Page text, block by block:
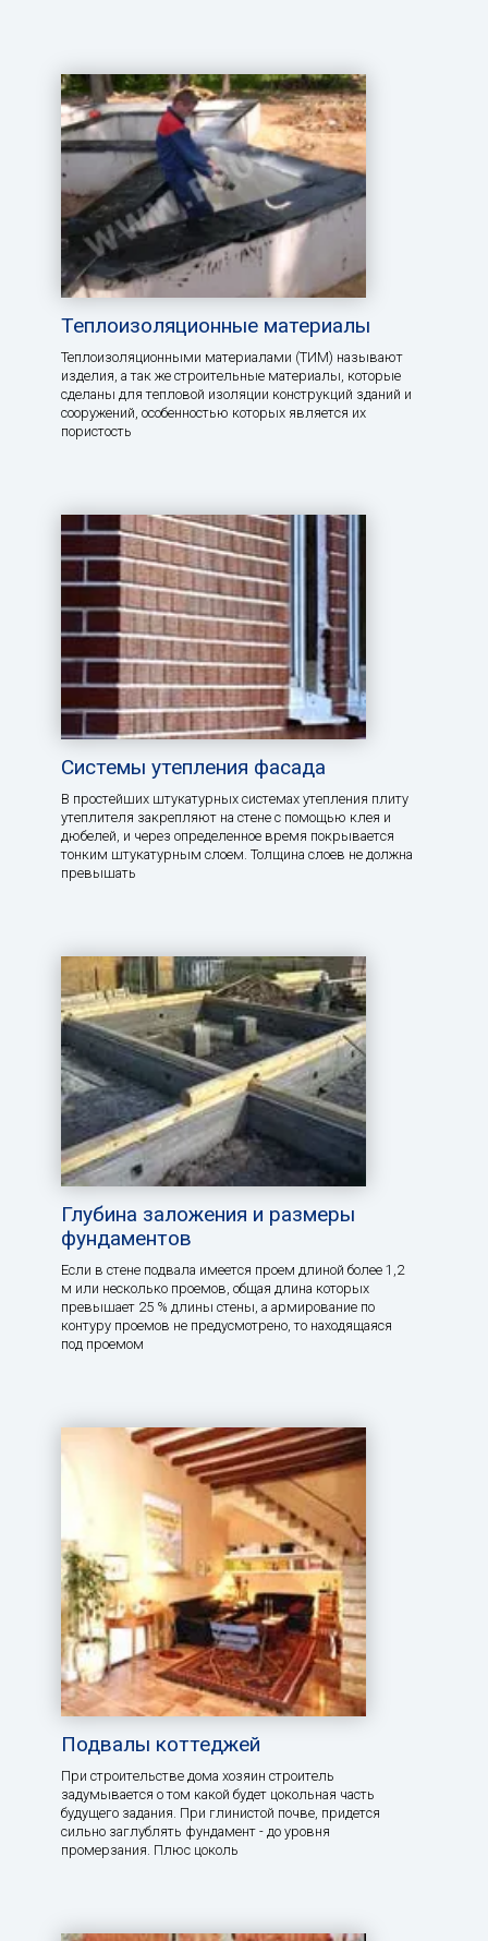
Теплоизоляционные материалы
Теплоизоляционными материалами (ТИМ) называют
изделия, а так же строительные материалы, которые
сделаны для тепловой изоляции конструкций зданий и
сооружений, особенностью которых является их
пористость
Системы утепления фасада
В простейших штукатурных системах утепления плиту
утеплителя закрепляют на стене с помощью клея и
дюбелей, и через определенное время покрывается
тонким штукатурным слоем. Толщина слоев не должна
превышать
Глубина заложения и размеры
фундаментов
Если в стене подвала имеется проем длиной более 1,2
м или несколько проемов, общая длина которых
превышает 25 % длины стены, а армирование по
контуру проемов не предусмотрено, то находящаяся
под проемом
Подвалы коттеджей
При строительстве дома хозяин строитель
задумывается о том какой будет цокольная часть
будущего задания. При глинистой почве, придется
сильно заглублять фундамент - до уровня
промерзания. Плюс цоколь